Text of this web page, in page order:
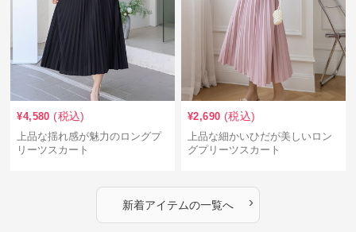
¥4,580 (税込)
上品な揺れ感が魅力のロングプ
リーツスカート
¥2,690 (税込)
上品な細かいひだが美しいロン
グプリーツスカート
新着アイテムの一覧へ ›